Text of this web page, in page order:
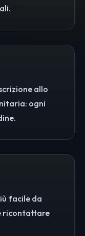
allo
ogni
facile da
ricontattare